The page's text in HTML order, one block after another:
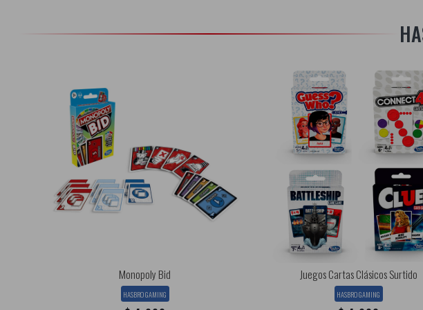
Monopoly Bid
HASBRO GAMING
Juegos Cartas Clásicos Surtido
HASBRO GAMING